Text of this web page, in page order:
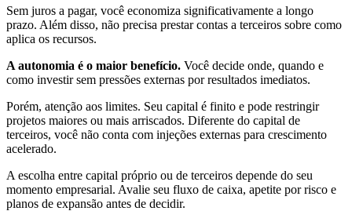
Sem juros a pagar, você economiza significativamente a longo
prazo. Além disso, não precisa prestar contas a terceiros sobre como
aplica os recursos.
A autonomia é o maior benefício. Você decide onde, quando e
como investir sem pressões externas por resultados imediatos.
Porém, atenção aos limites. Seu capital é finito e pode restringir
projetos maiores ou mais arriscados. Diferente do capital de
terceiros, você não conta com injeções externas para crescimento
acelerado.
A escolha entre capital próprio ou de terceiros depende do seu
momento empresarial. Avalie seu fluxo de caixa, apetite por risco e
planos de expansão antes de decidir.